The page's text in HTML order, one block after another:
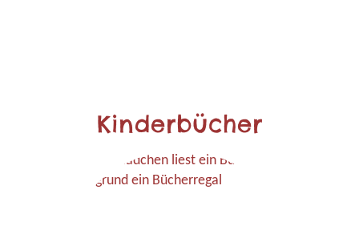
Kinderbücher